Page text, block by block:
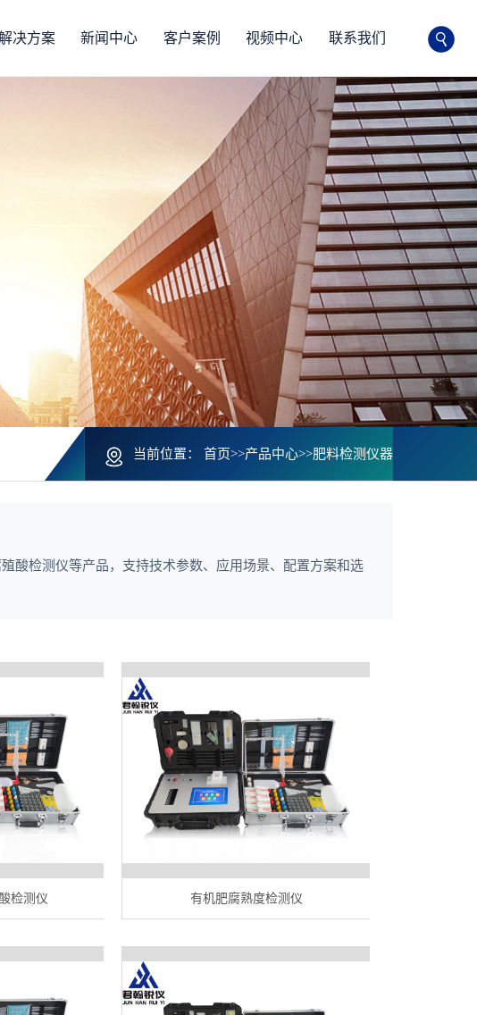
决方案 新闻中心 客户案例 视频中心 联系我们
当前位置： 首页>>产品中心>>肥料检测仪器
酸检测仪等产品，支持技术参数、应用场景、配置方案和选
检测仪 有机肥腐熟度检测仪